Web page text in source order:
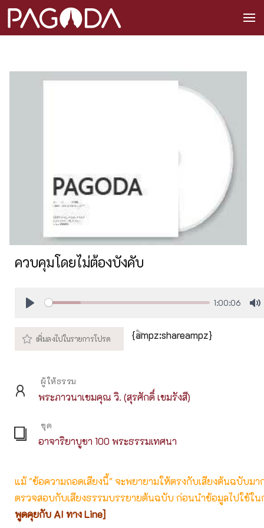
ควบคุมโดยไม่ต้องบังคับ
1:00:06
{ampz:shareampz}
ผู้ให้ธรรม
พระภาวนาเขมคุณ วิ. (สุรศักดิ์ เขมรังสี)
ชุด
อาจาริยาบูชา 100 พระธรรมเทศนา
แม้ "ข้อความถอดเสียงนี้" จะพยายามให้ตรงกับเสียงต้นฉบับม
ตรวจสอบกับเสียงธรรมบรรยายต้นฉบับ ก่อนนำข้อมูลไปใช้ใน
พูดคุยกับ AI ทาง Line]